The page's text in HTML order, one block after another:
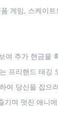
게임, 스케이
여 추가 현금을
프리핸드 태깅
여 당신을 잡으
기며 멋진 애니